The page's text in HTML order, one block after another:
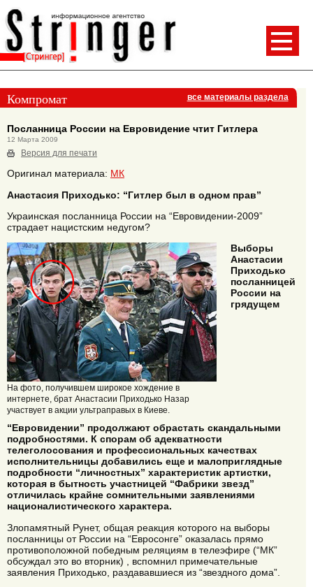
Компромат все материалы раздела
Посланница России на Евровидение чтит Гитлера
12 Марта 2009
Версия для печати
Оригинал материала: МК
Анастасия Приходько: “Гитлер был в одном прав”
Украинская посланница России на “Евровидении-2009”
страдает нацистским недугом?
На фото, получившем широкое хождение в
интернете, брат Анастасии Приходько Назар
участвует в акции ультраправых в Киеве.
Выборы
Анастасии
Приходько
посланницей
России на
грядущем
“Евровидении” продолжают обрастать скандальными
подробностями. К спорам об адекватности
телеголосования и профессиональных качествах
исполнительницы добавились еще и малоприглядные
подробности “личностных” характеристик артистки,
которая в бытность участницей “Фабрики звезд”
отличилась крайне сомнительными заявлениями
националистического характера.
Злопамятный Рунет, общая реакция которого на выборы
посланницы от России на “Евросонге” оказалась прямо
противоположной победным реляциям в телеэфире (“МК”
обсуждал это во вторник) , вспомнил примечательные
заявления Приходько, раздававшиеся из “звездного дома”.